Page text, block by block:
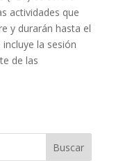
actividades que
y durarán hasta el
la sesión
de las